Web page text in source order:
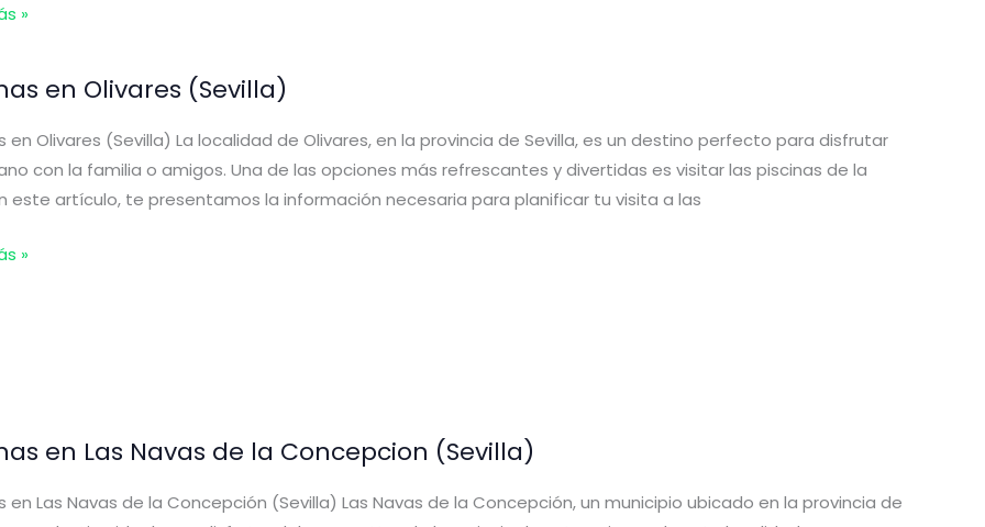
»
en Olivares (Sevilla)
en Olivares (Sevilla) La localidad de Olivares, en la provincia de Sevilla, es un destino perfecto para disfrutar
con la familia o amigos. Una de las opciones más refrescantes y divertidas es visitar las piscinas de la
este artículo, te presentamos la información necesaria para planificar tu visita a las
»
en Las Navas de la Concepcion (Sevilla)
en Las Navas de la Concepción (Sevilla) Las Navas de la Concepción, un municipio ubicado en la provincia de